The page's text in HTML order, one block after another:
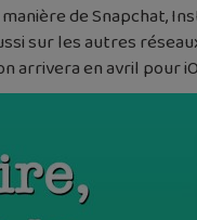
de
sur les autres
arrivera en avril pour